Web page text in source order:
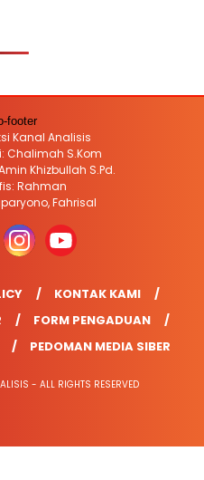
Kanal Analisis
Chalimah S.Kom
Khizbullah S.Pd.
Rahman
Fahrisal
KONTAK KAMI
FORM PENGADUAN
PEDOMAN MEDIA SIBER
- ALL RIGHTS RESERVED